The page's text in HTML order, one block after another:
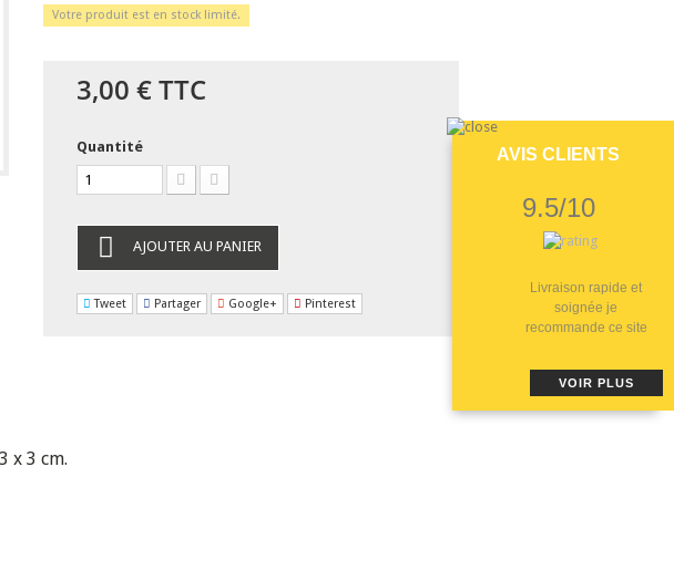
Votre produit est en stock limité.
3,00 €TTC
Quantité
AJOUTER AU PANIER
Tweet Partager Google+ Pinterest
x 3 cm.
AVIS CLIENTS
9.5/10
Livraison rapide et
soignée je
recommande ce site
VOIR PLUS